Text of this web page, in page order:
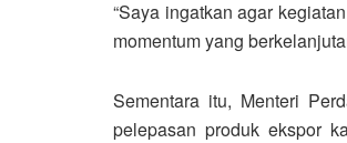
“Saya ingatkan agar
momentum yang
Sementara itu, Menteri
pelepasan produk ekspor